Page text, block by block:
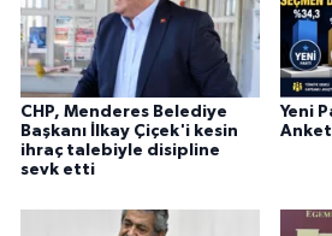
CHP, Menderes Belediye
Başkanı İlkay Çiçek'i kesin
ihraç talebiyle disipline
sevk etti
Yeni
Anket